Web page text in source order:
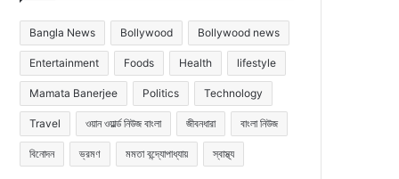
Bangla News Bollywood Bollywood news
Entertainment Foods Health lifestyle
Mamata Banerjee Politics Technology
Travel ওয়ান ওয়ার্ল্ড নিউজ বাংলা জীবনধারা বাংলা নিউজ
বিনোদন ভ্রমণ মমতা বন্দ্যোপাধ্যায় স্বাস্থ্য